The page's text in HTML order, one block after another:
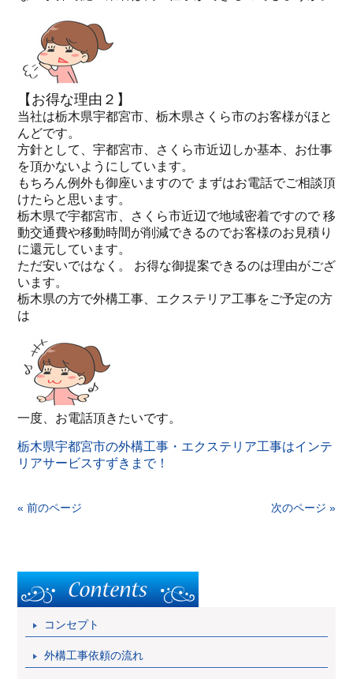
【お得な理由２】
当社は栃木県宇都宮市、栃木県さくら市のお客様がほと
んどです。
方針として、宇都宮市、さくら市近辺しか基本、お仕事
を頂かないようにしています。
もちろん例外も御座いますので まずはお電話でご相談頂
けたらと思います。
栃木県で宇都宮市、さくら市近辺で地域密着ですので 移
動交通費や移動時間が削減できるのでお客様のお見積り
に還元しています。
ただ安いではなく。 お得な御提案できるのは理由がござ
います。
栃木県の方で外構工事、エクステリア工事をご予定の方
は
一度、お電話頂きたいです。
栃木県宇都宮市の外構工事・エクステリア工事はインテ
リアサービスすずきまで！
« 前のページ 次のページ »
コンセプト
外構工事依頼の流れ